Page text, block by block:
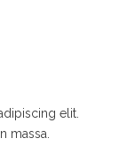
elit.
massa.